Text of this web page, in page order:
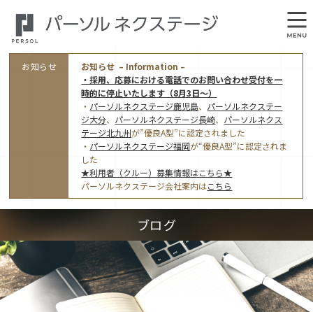
オフィス案内・アクセス
アクセストップ
東京オフィス
福岡オフィス
鹿児島オフィス
事業モデルと仕事内容
ワークスタイル
指定就労継続支援Ａ型事業所にかかる情報公表
採用情報トップ
利用者（クルー）募集
お知らせ
お知らせ – Information –
・採用、応募における電話でのお問い合わせ受付を一
時的に停止いたします（8月3日～）
・ パーソルネクステージ鹿児島、 パーソルネクステー
ジ大分、 パーソルネクステージ長崎、 パーソルネクス
テージ北九州が”優良A型”に認定されました
・ パーソルネクステージ福岡が“優良A型”に認定されま
した
★利用者（クルー）募集情報はこちら★
パーソルネクステージ会社案内はこちら
ブログ